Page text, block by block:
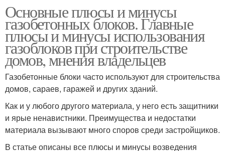
Основные плюсы и минусы
газобетонных блоков. Главные
плюсы и минусы использования
газоблоков при строительстве
домов, мнения владельцев
Газобетонные блоки часто используют для строительства
домов, сараев, гаражей и других зданий.
Как и у любого другого материала, у него есть защитники
и ярые ненавистники. Преимущества и недостатки
материала вызывают много споров среди застройщиков.
В статье описаны все плюсы и минусы возведения